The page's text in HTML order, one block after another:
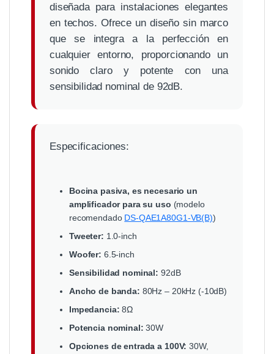
diseñada para instalaciones elegantes
en techos. Ofrece un diseño sin marco
que se integra a la perfección en
cualquier entorno, proporcionando un
sonido claro y potente con una
sensibilidad nominal de 92dB.
Especificaciones:
Bocina pasiva, es necesario un
amplificador para su uso (modelo
recomendado DS-QAE1A80G1-VB(B))
Tweeter: 1.0-inch
Woofer: 6.5-inch
Sensibilidad nominal: 92dB
Ancho de banda: 80Hz – 20kHz (-10dB)
Impedancia: 8Ω
Potencia nominal: 30W
Opciones de entrada a 100V: 30W,